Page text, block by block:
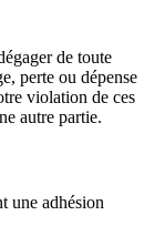
de toute
perte ou dépense
violation de ces
autre partie.
une adhésion